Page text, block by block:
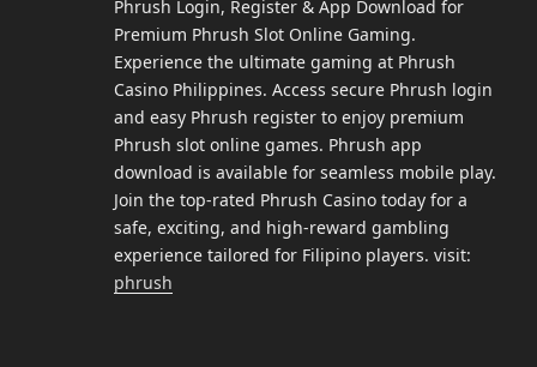
Phrush Login, Register & App Download for
Premium Phrush Slot Online Gaming.
Experience the ultimate gaming at Phrush
Casino Philippines. Access secure Phrush login
and easy Phrush register to enjoy premium
Phrush slot online games. Phrush app
download is available for seamless mobile play.
Join the top-rated Phrush Casino today for a
safe, exciting, and high-reward gambling
experience tailored for Filipino players. visit:
phrush